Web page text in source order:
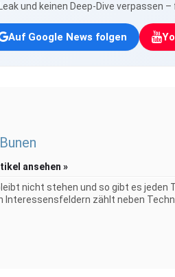
und keinen Deep-Dive verpassen
Auf Google News folgen
ansehen »
nicht stehen und so gibt es jeden
Interessensfeldern zählt neben